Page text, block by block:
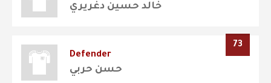
خالد حسين دغريري
73
Defender
حسن حربي